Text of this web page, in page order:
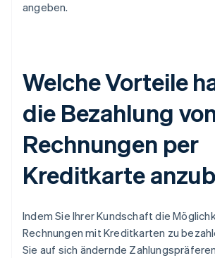
angeben.
Welche Vorteile
die Bezahlung
Rechnungen per
Kreditkarte
Indem Sie Ihrer Kundschaft die
Rechnungen mit Kreditkarten zu
Sie auf sich ändernde